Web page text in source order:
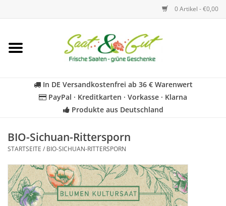
0 Artikel - €0,00
Startseite
Kräuter
Für Kinder
In DE Versandkostenfrei ab 36 € Warenwert
PayPal · Kreditkarten · Vorkasse · Klarna
Produkte aus Deutschland
BIO-Sichuan-Rittersporn
STARTSEITE / BIO-SICHUAN-RITTERSPORN